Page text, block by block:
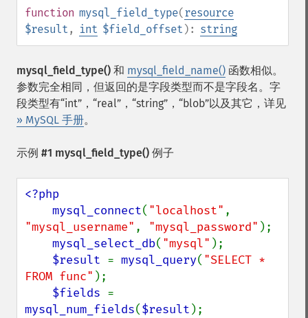
function mysql_field_type(resource
$result , int $field_offset ): string
mysql_field_type() 和 mysql_field_name() 函数相似。
参数完全相同，但返回的是字段类型而不是字段名。字
段类型有“int”，“real”，“string”，“blob”以及其它，详见
» MySQL 手册。
示例 #1 mysql_field_type() 例子
<?php
    mysql_connect
( "localhost"
"mysql_username" , "mysql_password" );
mysql_select_db( "mysql" );
$result = mysql_query( "SELECT *
FROM func" );
$fields
mysql_num_fields($result );